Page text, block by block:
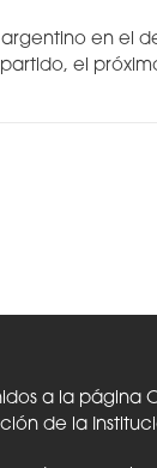
en el
el
a la página
de la